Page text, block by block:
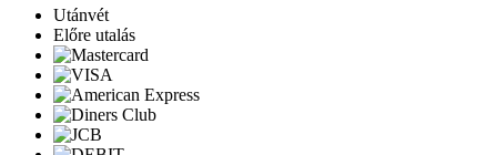
Utánvét
Előre utalás